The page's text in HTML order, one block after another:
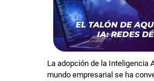
La adopción de la Inteligencia
mundo empresarial se ha